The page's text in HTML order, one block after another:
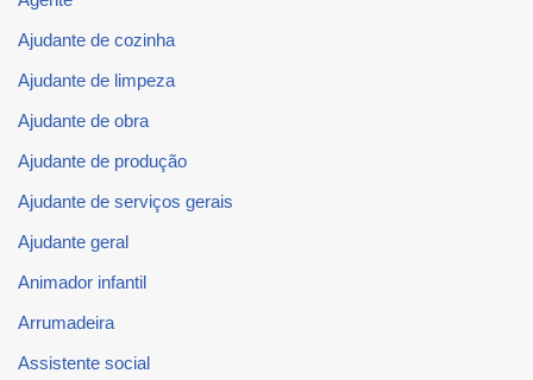
Ajudante de cozinha
Ajudante de limpeza
Ajudante de obra
Ajudante de produção
Ajudante de serviços gerais
Ajudante geral
Animador infantil
Arrumadeira
Assistente social